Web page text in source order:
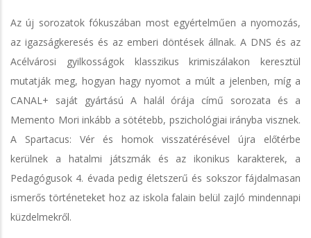
Az új sorozatok fókuszában most egyértelműen a nyomozás,
az igazságkeresés és az emberi döntések állnak. A DNS és az
Acélvárosi gyilkosságok klasszikus krimiszálakon keresztül
mutatják meg, hogyan hagy nyomot a múlt a jelenben, míg a
CANAL+ saját gyártású A halál órája című sorozata és a
Memento Mori inkább a sötétebb, pszichológiai irányba visznek.
A Spartacus: Vér és homok visszatérésével újra előtérbe
kerülnek a hatalmi játszmák és az ikonikus karakterek, a
Pedagógusok 4. évada pedig életszerű és sokszor fájdalmasan
ismerős történeteket hoz az iskola falain belül zajló mindennapi
küzdelmekről.